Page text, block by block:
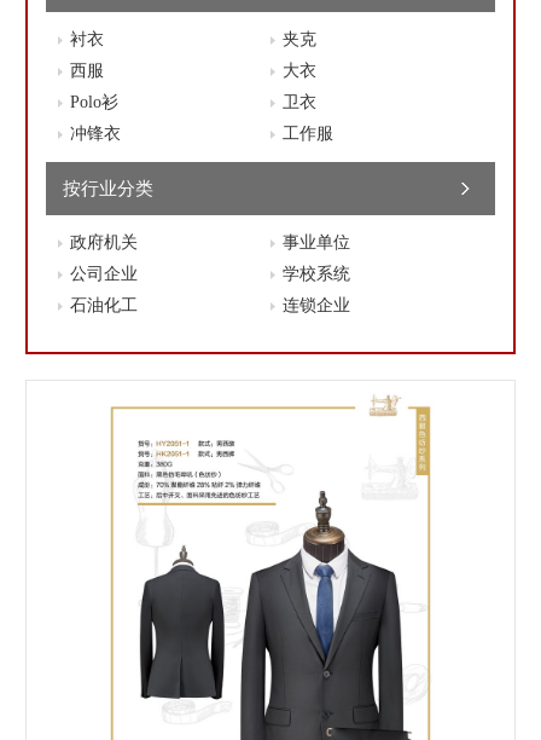
衬衣
夹克
西服
大衣
Polo衫
卫衣
冲锋衣
工作服
按行业分类
政府机关
事业单位
公司企业
学校系统
石油化工
连锁企业